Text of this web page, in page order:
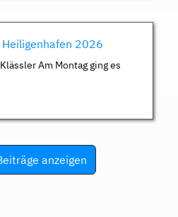
2026
Am Montag ging es
anzeigen